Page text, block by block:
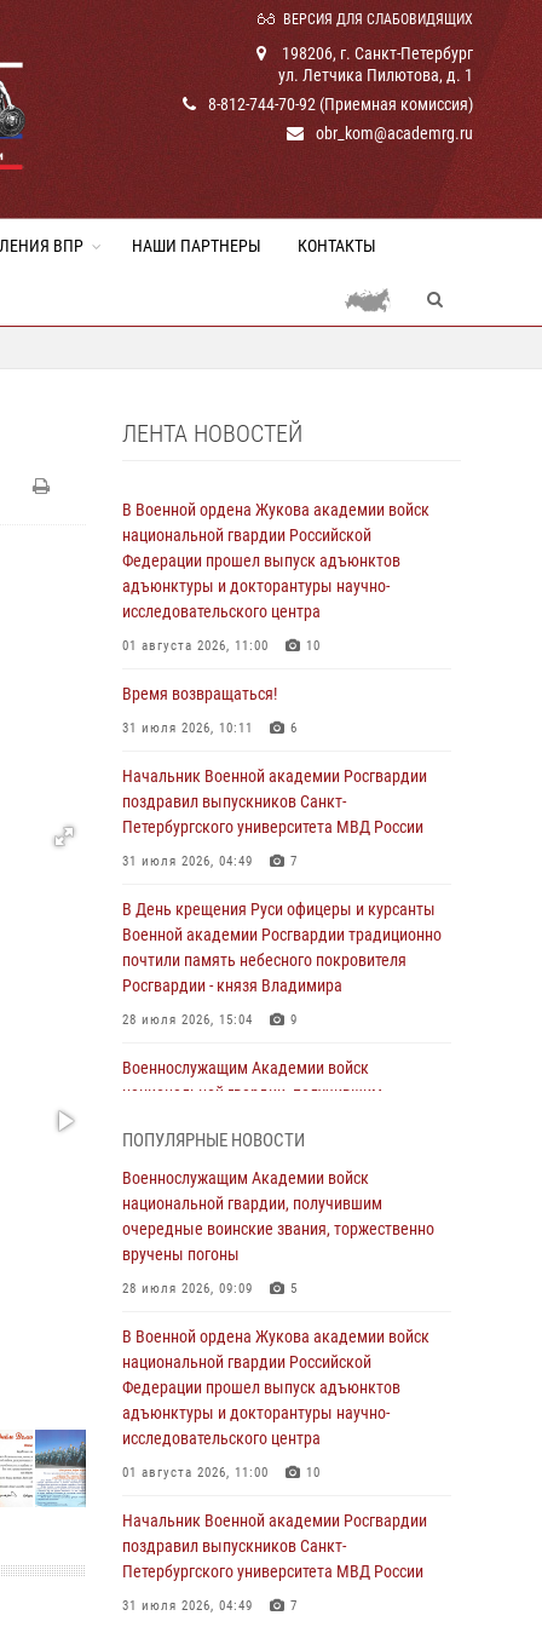
ВЕРСИЯ ДЛЯ СЛАБОВИДЯЩИХ
198206, г. Санкт-Петербург
ул. Летчика Пилютова, д. 1
8-812-744-70-92 (Приемная комиссия)
obr_kom@academrg.ru
ВПР НАШИ ПАРТНЕРЫ КОНТАКТЫ
ЛЕНТА НОВОСТЕЙ
В Военной ордена Жукова академии войск
национальной гвардии Российской
Федерации прошел выпуск адъюнктов
адъюнктуры и докторантуры научно-
исследовательского центра
01 августа 2026, 11:00 10
Время возвращаться!
31 июля 2026, 10:11 6
Начальник Военной академии Росгвардии
поздравил выпускников Санкт-
Петербургского университета МВД России
31 июля 2026, 04:49 7
В День крещения Руси офицеры и курсанты
Военной академии Росгвардии традиционно
почтили память небесного покровителя
Росгвардии - князя Владимира
28 июля 2026, 15:04 9
Военнослужащим Академии войск
национальной гвардии, получившим
вручены погоны
28 июля 2026, 09:09 5
В Военной академии Росгвардии оглашены
итоги абитуриентских сборов 2026 года
27 июля 2026, 14:49 7
Военная академия информирует!
23 июля 2026, 04:51
Курсант Военной академии войск
национальной гвардии принял участие в
профориентационной встрече в Иверском
22 июля 2026, 09:41 6
Мастер‑класс по стрельбе: точность, тактика,
профессионализм
ПОПУЛЯРНЫЕ НОВОСТИ
Военнослужащим Академии войск
национальной гвардии, получившим
очередные воинские звания, торжественно
вручены погоны
28 июля 2026, 09:09 5
В Военной ордена Жукова академии войск
национальной гвардии Российской
Федерации прошел выпуск адъюнктов
адъюнктуры и докторантуры научно-
исследовательского центра
01 августа 2026, 11:00 10
Начальник Военной академии Росгвардии
поздравил выпускников Санкт-
Петербургского университета МВД России
31 июля 2026, 04:49 7